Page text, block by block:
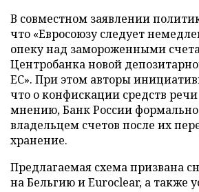
В совместном заявлении
что «Евросоюзу следует
опеку над замороженными
Центробанка новой
ЕС». При этом авторы
что о конфискации средств
мнению, Банк России формально
владельцем счетов после их
хранение.
Предлагаемая схема призвана
на Бельгию и Euroclear, а также